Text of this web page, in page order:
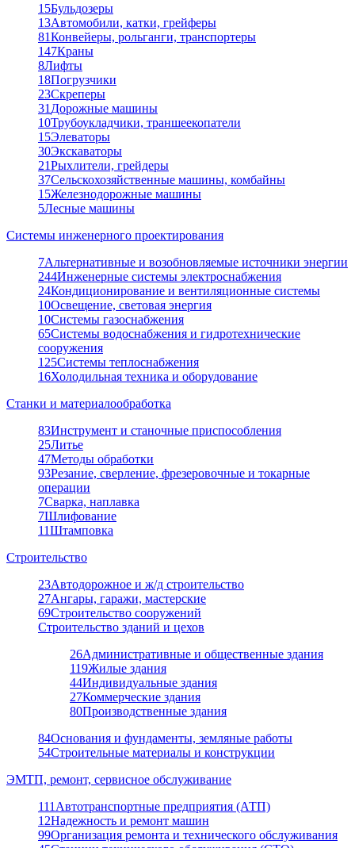
15Бульдозеры
13Автомобили, катки, грейферы
81Конвейеры, рольганги, транспортеры
147Краны
8Лифты
18Погрузчики
23Скреперы
31 Дорожные машины
10Трубоукладчики, траншеекопатели
15Элеваторы
30Экскаваторы
21Рыхлители, грейдеры
37Сельскохозяйственные машины, комбайны
15Железнодорожные машины
5Лесные машины
Системы инженерного проектирования
7Альтернативные и возобновляемые источники энергии
244Инженерные системы электроснабжения
24Кондиционирование и вентиляционные системы
10Освещение, световая энергия
10Системы газоснабжения
65Системы водоснабжения и гидротехнические
сооружения
125Системы теплоснабжения
16Холодильная техника и оборудование
Станки и материалообработка
83Инструмент и станочные приспособления
25Литье
47Методы обработки
93Резание, сверление, фрезеровочные и токарные
операции
7Сварка, наплавка
7Шлифование
11Штамповка
Строительство
23Автодорожное и ж/д строительство
27Ангары, гаражи, мастерские
69Строительство сооружений
Строительство зданий и цехов
26Административные и общественные здания
119Жилые здания
44Индивидуальные здания
27Коммерческие здания
80Производственные здания
84Основания и фундаменты, земляные работы
54Строительные материалы и конструкции
ЭМТП, ремонт, сервисное обслуживание
111 Автотранспортные предприятия (АТП)
12Надежность и ремонт машин
99Организация ремонта и технического обслуживания